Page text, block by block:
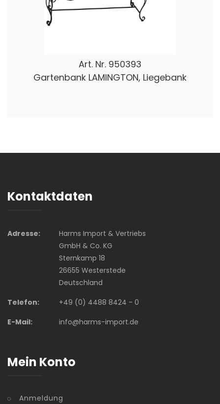
Art. Nr. 950393
Gartenbank LAMINGTON, Liegebank
Kontaktdaten
Adresse:
Harms Import & Vertriebs
GmbH & Co. KG
Sternkamp 18
26655 Westerstede
Deutschland
Telefon:
+49 (0) 4488 8424 - 0
E-Mail:
info@harms-import.de
Mein Konto
Anmeldung